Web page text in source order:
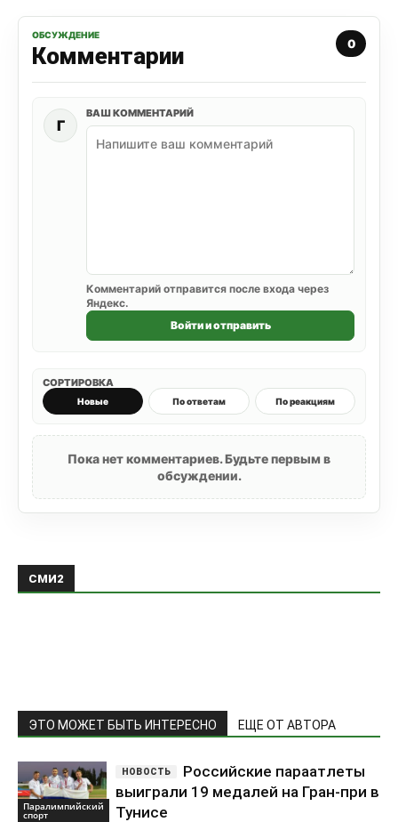
ОБСУЖДЕНИЕ
Комментарии 0
Г
ВАШ КОММЕНТАРИЙ
Комментарий отправится после входа через
Яндекс.
Войти и отправить
СОРТИРОВКА
Новые По ответам По реакциям
Пока нет комментариев. Будьте первым в
обсуждении.
СМИ2
ЭТО МОЖЕТ БЫТЬ ИНТЕРЕСНО ЕЩЕ ОТ АВТОРА
Паралимпийский
спорт
Российские параатлеты
выиграли 19 медалей на Гран-при в
Тунисе